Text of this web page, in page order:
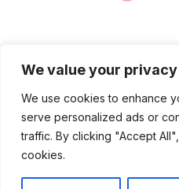
We value your privacy
We use cookies to enhance
serve personalized ads or
traffic. By clicking "Accept
cookies.
Copyright © 2026